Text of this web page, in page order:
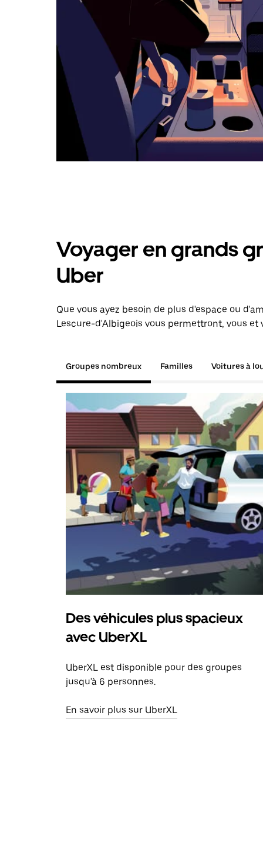
Voyager en grands
Uber
Que vous ayez besoin de plus d'espace ou
Lescure-d'Albigeois vous permettront, vous
Groupes nombreux Familles Voitures à
Des véhicules plus spacieux
avec UberXL
UberXL est disponible pour des groupes
jusqu'à 6 personnes.
En savoir plus sur UberXL